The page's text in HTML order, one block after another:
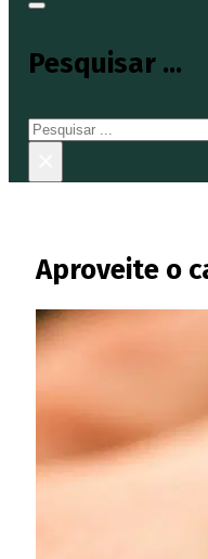
Pesquisar ...
Pesquisar
Aproveite o